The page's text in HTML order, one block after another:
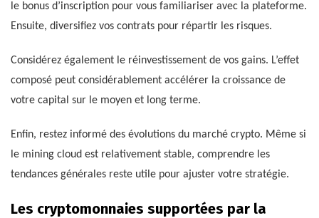
le bonus d’inscription pour vous familiariser avec la plateforme.
Ensuite, diversifiez vos contrats pour répartir les risques.
Considérez également le réinvestissement de vos gains. L’effet
composé peut considérablement accélérer la croissance de
votre capital sur le moyen et long terme.
Enfin, restez informé des évolutions du marché crypto. Même si
le mining cloud est relativement stable, comprendre les
tendances générales reste utile pour ajuster votre stratégie.
Les cryptomonnaies supportées par la